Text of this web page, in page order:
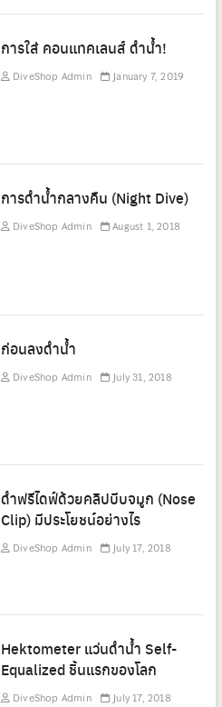
การใส่ คอนแทคเลนส์ ดำน้ำ!
DiveShop Admin January 7, 2019
การดำน้ำกลางคืน (Night Dive)
DiveShop Admin August 1, 2018
ก่อนลงดำน้ำ
DiveShop Admin July 31, 2018
ดำฟรีไดฟ์ด้วยคลิปบีบจมูก (Nose
Clip) มีประโยชน์อย่างไร
DiveShop Admin July 17, 2018
Hektometer แว่นดำน้ำ Self-
Equalized ชิ้นแรกของโลก
DiveShop Admin July 17, 2018